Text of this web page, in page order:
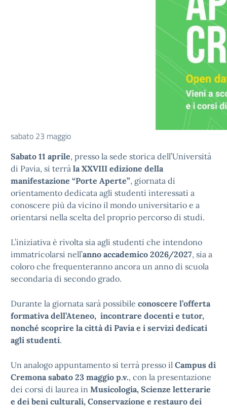
sabato 23 maggio
Sabato 11 aprile, presso la sede storica dell’Università
di Pavia, si terrà la XXVIII edizione della
manifestazione “Porte Aperte”, giornata di
orientamento dedicata agli studenti interessati a
conoscere più da vicino il mondo universitario e a
orientarsi nella scelta del proprio percorso di studi.
L’iniziativa è rivolta sia agli studenti che intendono
immatricolarsi nell’anno accademico 2026/2027, sia a
coloro che frequenteranno ancora un anno di scuola
secondaria di secondo grado.
Durante la giornata sarà possibile conoscere l’offerta
formativa dell’Ateneo, incontrare docenti e tutor,
nonché scoprire la città di Pavia e i servizi dedicati
agli studenti.
Un analogo appuntamento si terrà presso il Campus di
Cremona sabato 23 maggio p.v., con la presentazione
dei corsi di laurea in Musicologia, Scienze letterarie
e dei beni culturali, Conservazione e restauro dei